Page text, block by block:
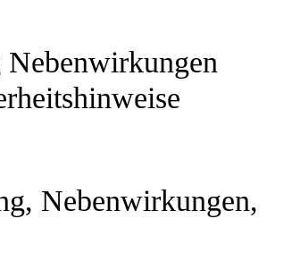
Nebenwirkungen,